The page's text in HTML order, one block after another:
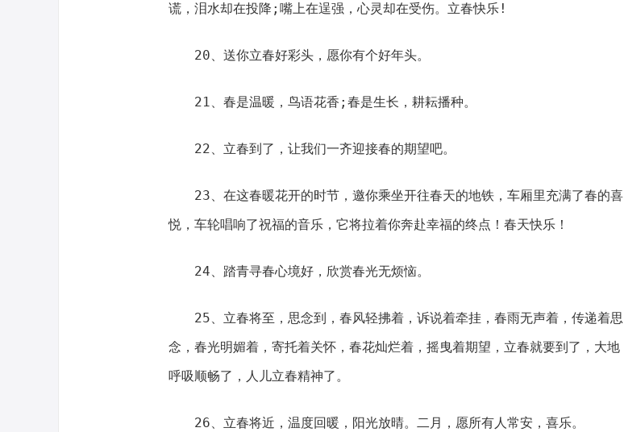
谎，泪水却在投降;嘴上在逞强，心灵却在受伤。立春快乐!
20、送你立春好彩头，愿你有个好年头。
21、春是温暖，鸟语花香;春是生长，耕耘播种。
22、立春到了，让我们一齐迎接春的期望吧。
23、在这春暖花开的时节，邀你乘坐开往春天的地铁，车厢里充满了春的喜
悦，车轮唱响了祝福的音乐，它将拉着你奔赴幸福的终点！春天快乐！
24、踏青寻春心境好，欣赏春光无烦恼。
25、立春将至，思念到，春风轻拂着，诉说着牵挂，春雨无声着，传递着思
念，春光明媚着，寄托着关怀，春花灿烂着，摇曳着期望，立春就要到了，大地
呼吸顺畅了，人儿立春精神了。
26、立春将近，温度回暖，阳光放晴。二月，愿所有人常安，喜乐。